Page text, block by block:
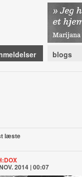
blogs
læste
2014 | 00:07